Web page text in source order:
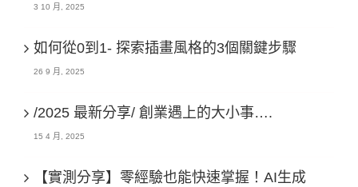
3 10 月, 2025
如何從0到1- 探索插畫風格的3個關鍵步驟
26 9 月, 2025
/2025 最新分享/ 創業遇上的大小事….
15 4 月, 2025
【實測分享】零經驗也能快速掌握！AI生成